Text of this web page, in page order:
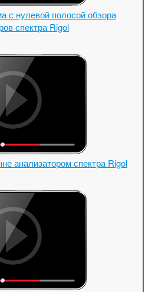
с нулевой полосой обзора
спектра Rigol
анализатором спектра Rigol